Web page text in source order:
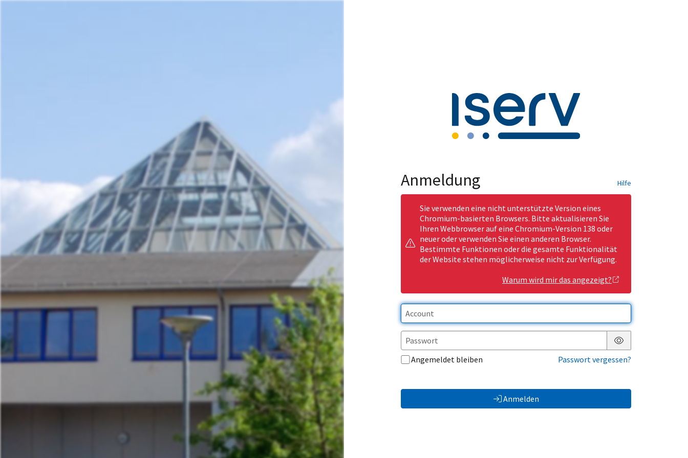
Anmeldung Hilfe
Sie verwenden eine nicht unterstützte Version eines
Chromium-basierten Browsers. Bitte aktualisieren Sie
Ihren Webbrowser auf eine Chromium-Version 138 oder
neuer oder verwenden Sie einen anderen Browser.
Bestimmte Funktionen oder die gesamte Funktionalität
der Website stehen möglicherweise nicht zur Verfügung.
Warum wird mir das angezeigt?
Passwort anzeigen
Angemeldet bleiben
Passwort vergessen?
Anmelden